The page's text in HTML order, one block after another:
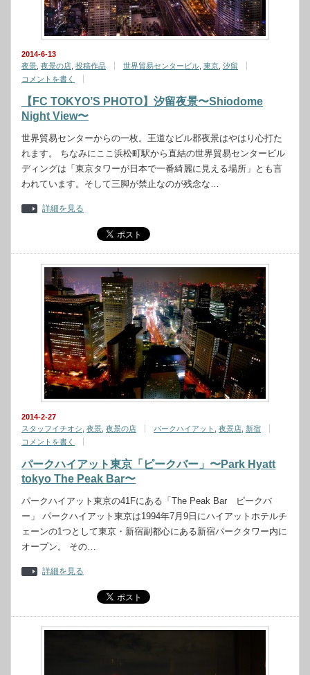
2014-6-13
夜景 夜景の店 投稿作品 世界貿易センタービル 東京 汐留
コメントを書く
【FC TOKYO’S PHOTO】汐留夜景〜Shiodome
Night View〜
世界貿易センターからの一枚。王道なビル郡夜景はやはり心打た
れます。 ちなみにここ浜松町駅から直結の世界貿易センタービル
ディングは「東京タワーが日本で一番綺麗に見える場所」とも言
われています。そして三脚が禁止なのが残念な…
詳細を見る
2014-2-27
スタッフイチオシ 夜景 夜景の店 パークハイアット 夜景店 新宿
コメントを書く
パークハイアット東京「ピークバー」〜Park Hyatt
tokyo The Peak Bar〜
パークハイアット東京の41Fにある「The Peak Bar ピークバ
ー」 パークハイアット東京は1994年7月9日にハイアットホテルチ
ェーンの1つとして東京・新宿副都心にある新宿パークタワー内に
オープン。 その…
詳細を見る